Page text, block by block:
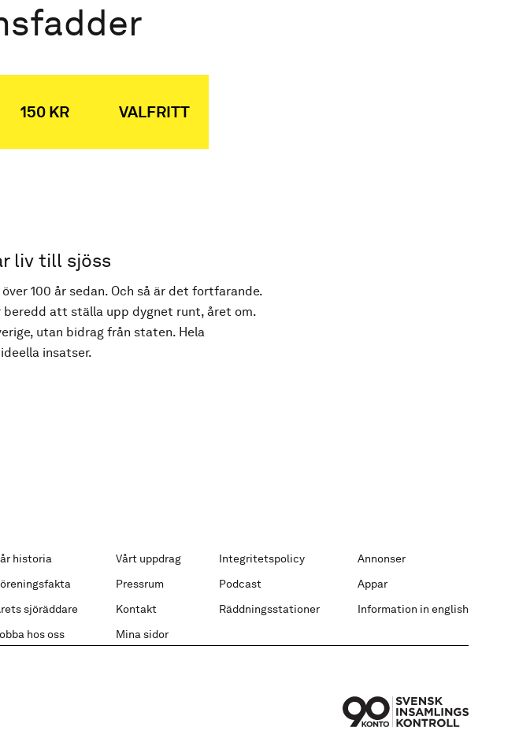
150 KR VALFRITT
liv till sjöss
100 år sedan. Och så är det fortfarande.
att ställa upp dygnet runt, året om.
utan bidrag från staten. Hela
insatser.
historia Vårt uppdrag Integritetspolicy
Annonser
Pressrum Podcast
Appar
sjöräddare
Kontakt Räddningsstationer
Information in english
hos oss
Mina sidor